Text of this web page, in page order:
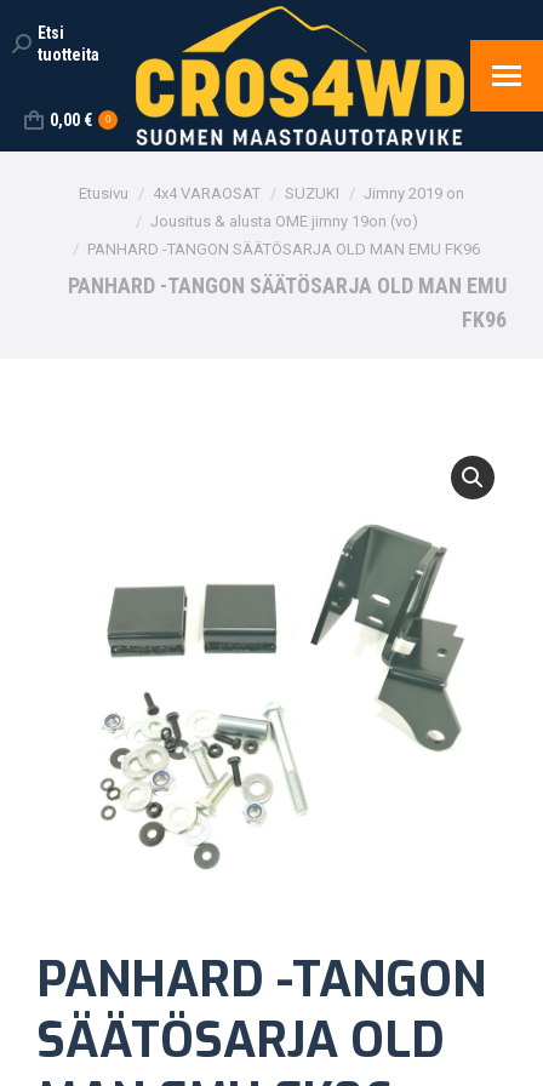
Search:
Etsi
tuotteita
0,00 € 0
You are here:
Etusivu 4x4 VARAOSAT SUZUKI
Jimny 2019 on
Jousitus & alusta OME jimny 19on (vo)
PANHARD -TANGON SÄÄTÖSARJA OLD MAN EMU FK96
PANHARD -TANGON SÄÄTÖSARJA OLD MAN EMU
FK96
PANHARD -TANGON
SÄÄTÖSARJA OLD